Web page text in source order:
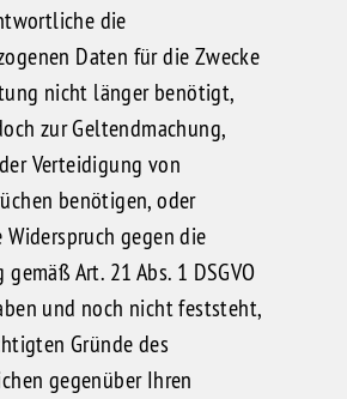
die
Daten für die Zwecke
nicht länger benötigt,
zur Geltendmachung,
Verteidigung von
benötigen, oder
Widerspruch gegen die
Art. 21 Abs. 1 DSGVO
und noch nicht feststeht,
Gründe des
gegenüber Ihren